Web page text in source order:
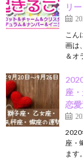
リ
こん
画は
＆オ
座
恋
座・
ます